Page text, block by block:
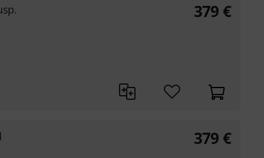
379 €
379 €